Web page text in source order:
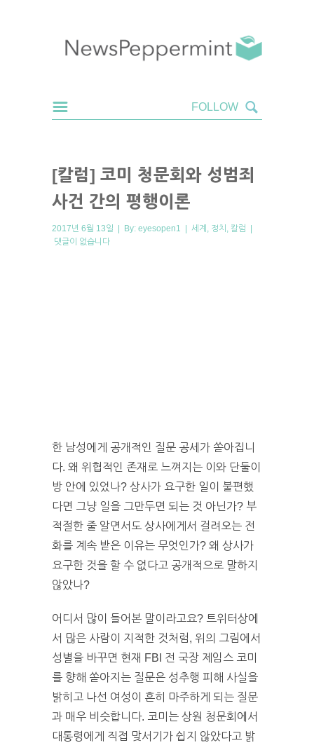
[칼럼] 코미 청문회와 성범죄
사건 간의 평행이론
2017년 6월 13일 | By: eyesopen1 | 세계 정치 칼럼 |
댓글이 없습니다
한 남성에게 공개적인 질문 공세가 쏟아집니
다. 왜 위협적인 존재로 느껴지는 이와 단둘이
방 안에 있었나? 상사가 요구한 일이 불편했
다면 그냥 일을 그만두면 되는 것 아닌가? 부
적절한 줄 알면서도 상사에게서 걸려오는 전
화를 계속 받은 이유는 무엇인가? 왜 상사가
요구한 것을 할 수 없다고 공개적으로 말하지
않았나?
어디서 많이 들어본 말이라고요? 트위터상에
서 많은 사람이 지적한 것처럼, 위의 그림에서
성별을 바꾸면 현재 FBI 전 국장 제임스 코미
를 향해 쏟아지는 질문은 성추행 피해 사실을
밝히고 나선 여성이 흔히 마주하게 되는 질문
과 매우 비슷합니다. 코미는 상원 청문회에서
대통령에게 직접 맞서기가 쉽지 않았다고 밝